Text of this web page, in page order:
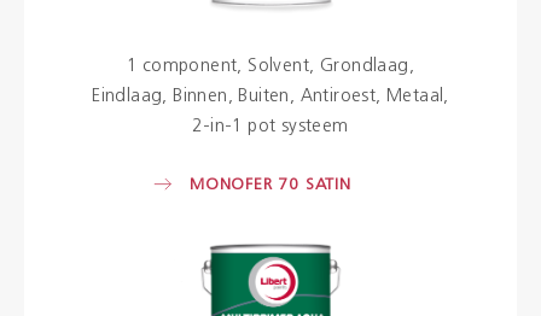
1 component Solvent
Grondlaag
Eindlaag
Binnen Buiten Antiroest
Metaal
2-in-1 pot systeem
MONOFER 70 SATIN